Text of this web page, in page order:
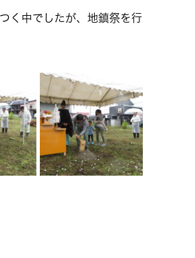
く中でしたが、地鎮祭を行